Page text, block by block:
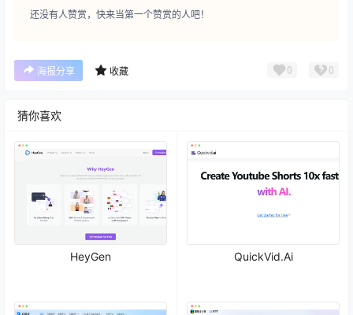
还没有人赞赏，快来当第一个赞赏的人吧！
海报分享 收藏 0 0
猜你喜欢
HeyGen QuickVid.Ai